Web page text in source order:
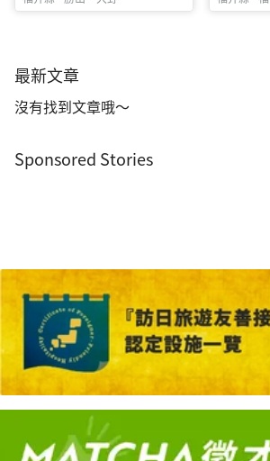
最新文章
沒有找到文章哦～
Sponsored Stories